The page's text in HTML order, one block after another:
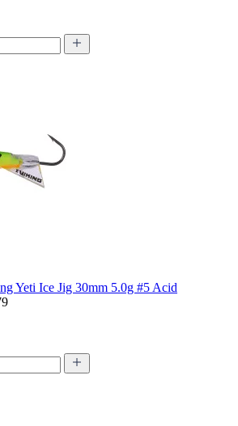
Yeti Ice Jig 30mm 5.0g #5 Acid